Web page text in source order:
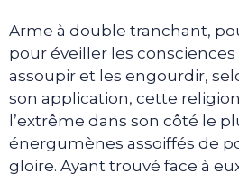
Arme à double tranchant,
pour éveiller les
assoupir et les engourdir,
son application, cette
l’extrême dans son côté le
énergumènes assoiffés de
gloire. Ayant trouvé face à